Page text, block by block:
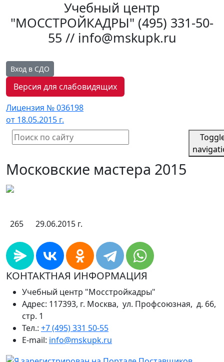
Учебный центр
"МОССТРОЙКАДРЫ" (495) 331-50-
55 // info@mskupk.ru
Вход в СДО
Версия для слабовидящих
Лицензия № 036198
от 18.05.2015 г.
Московские мастера 2015
265 29.06.2015 г.
КОНТАКТНАЯ ИНФОРМАЦИЯ
Учебный центр "Мосстройкадры"
Адрес: 117393, г. Москва, ул. Профсоюзная, д. 66,
стр. 1
Тел.: +7 (495) 331 50-55
E-mail: info@mskupk.ru